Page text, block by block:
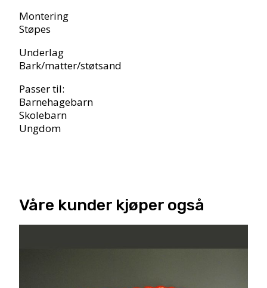
Montering
Støpes
Underlag
Bark/matter/støtsand
Passer til:
Barnehagebarn
Skolebarn
Ungdom
Våre kunder kjøper også